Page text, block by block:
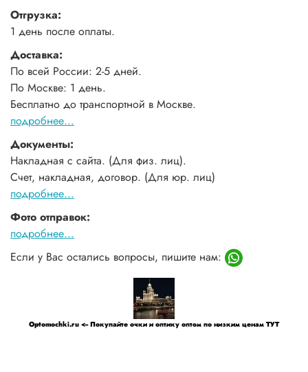
Отгрузка:
1 день после оплаты.
Доставка:
По всей России: 2-5 дней.
По Москве: 1 день.
Бесплатно до транспортной в Москве.
подробнее...
Документы:
Накладная с сайта. (Для физ. лиц).
Счет, накладная, договор. (Для юр. лиц)
подробнее...
Фото отправок:
подробнее...
Если у Вас остались вопросы, пишите нам:
Optomochki.ru <-- Покупайте очки и оптику оптом по низким ценам ТУТ